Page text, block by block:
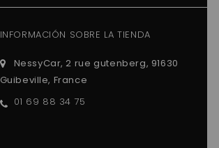
INFORMACIÓN SOBRE LA TIENDA
NessyCar, 2 rue gutenberg, 91630
Guibeville, France
01 69 88 34 75